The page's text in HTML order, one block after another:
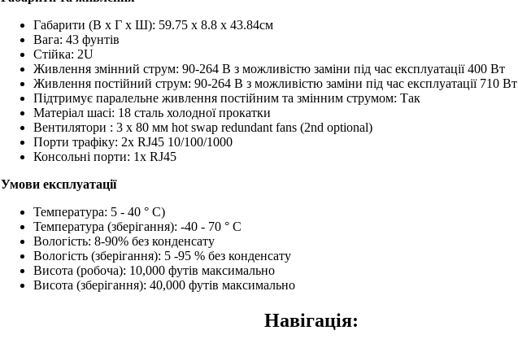
Габарити (В x Г x Ш): 59.75 x 8.8 x 43.84см
Вага: 43 фунтів
Стійка: 2U
Живлення змінний струм: 90-264 В з можливістю заміни під час експлуатації 400 Вт
Живлення постійний струм: 90-264 В з можливістю заміни під час експлуатації 710 Вт
Підтримує паралельне живлення постійним та змінним струмом: Так
Матеріал шасі: 18 сталь холодної прокатки
Вентилятори : 3 x 80 мм hot swap redundant fans (2nd optional)
Порти трафіку: 2x RJ45 10/100/1000
Консольні порти: 1x RJ45
Умови експлуатації
Температура: 5 - 40 ° C)
Температура (зберігання): -40 - 70 ° C
Вологість: 8-90% без конденсату
Вологість (зберігання): 5 -95 % без конденсату
Висота (робоча): 10,000 футів максимально
Висота (зберігання): 40,000 футів максимально
Навігація: